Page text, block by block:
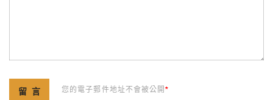
您的電子郵件地址不會被公開*